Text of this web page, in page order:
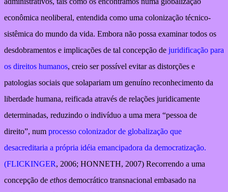
econômica neoliberal, entendida como uma colonização técnico-
sistêmica do mundo da vida. Embora não possa examinar todos os
desdobramentos e implicações de tal concepção de juridificação para
os direitos humanos, creio ser possível evitar as distorções e
patologias sociais que solapariam um genuíno reconhecimento da
liberdade humana, reificada através de relações juridicamente
determinadas, reduzindo o indivíduo a uma mera “pessoa de
direito”, num processo colonizador de globalização que
desacreditaria a própria idéia emancipadora da democratização.
(FLICKINGER, 2006; HONNETH, 2007) Recorrendo a uma
concepção de ethos democrático transnacional embasado na